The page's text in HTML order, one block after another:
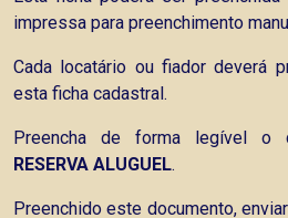
impressa para preenchimento
Cada locatário ou fiador deverá
esta ficha cadastral.
Preencha de forma legível o
RESERVA ALUGUEL.
Preenchido este documento, enviar